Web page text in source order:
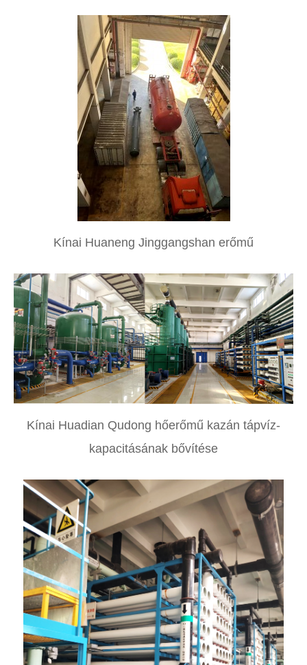
Kínai Huaneng Jinggangshan erőmű
Kínai Huadian Qudong hőerőmű kazán tápvíz-
kapacitásának bővítése